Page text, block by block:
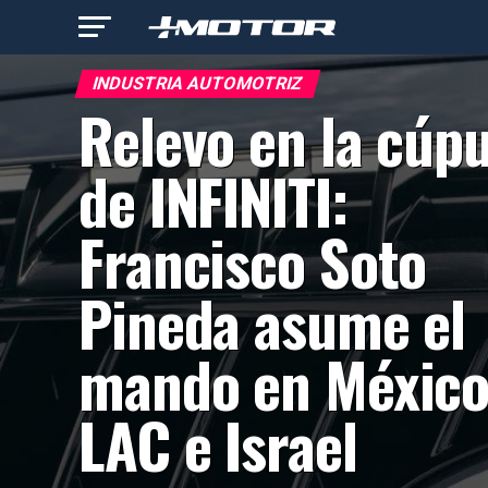
INDUSTRIA AUTOMOTRIZ
Relevo en la
de INFINITI:
Francisco Soto
Pineda asume el
mando en
LAC e Israel